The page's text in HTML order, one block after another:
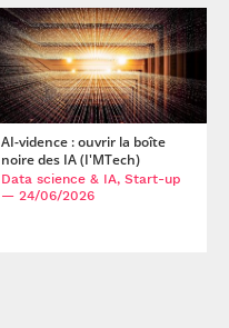
AI-vidence : ouvrir la boîte
noire des IA (I'MTech)
Data science & IA, Start-up
— 24/06/2026